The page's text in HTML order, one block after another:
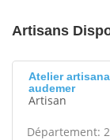
Artisans
Atelier
audemer
Artisan
Département: